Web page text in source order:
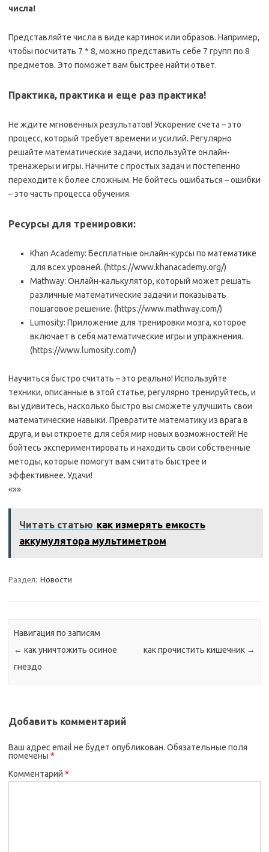
числа!
Представляйте числа в виде картинок или образов. Например,
чтобы посчитать 7 * 8, можно представить себе 7 групп по 8
предметов. Это поможет вам быстрее найти ответ.
Практика, практика и еще раз практика!
Не ждите мгновенных результатов! Ускорение счета – это
процесс, который требует времени и усилий. Регулярно
решайте математические задачи, используйте онлайн-
тренажеры и игры. Начните с простых задач и постепенно
переходите к более сложным. Не бойтесь ошибаться – ошибки
– это часть процесса обучения.
Ресурсы для тренировки:
Khan Academy: Бесплатные онлайн-курсы по математике
для всех уровней. (https://www.khanacademy.org/)
Mathway: Онлайн-калькулятор, который может решать
различные математические задачи и показывать
пошаговое решение. (https://www.mathway.com/)
Lumosity: Приложение для тренировки мозга, которое
включает в себя математические игры и упражнения.
(https://www.lumosity.com/)
Научиться быстро считать – это реально! Используйте
техники, описанные в этой статье, регулярно тренируйтесь, и
вы удивитесь, насколько быстро вы сможете улучшить свои
математические навыки. Превратите математику из врага в
друга, и вы откроете для себя мир новых возможностей! Не
бойтесь экспериментировать и находить свои собственные
методы, которые помогут вам считать быстрее и
эффективнее. Удачи!
«»»
Читать статью как измерять емкость
аккумулятора мультиметром
Раздел: Новости
Навигация по записям
← как уничтожить осиное
гнездо
как прочистить кишечник →
Добавить комментарий
Ваш адрес email не будет опубликован. Обязательные поля
помечены *
Комментарий *